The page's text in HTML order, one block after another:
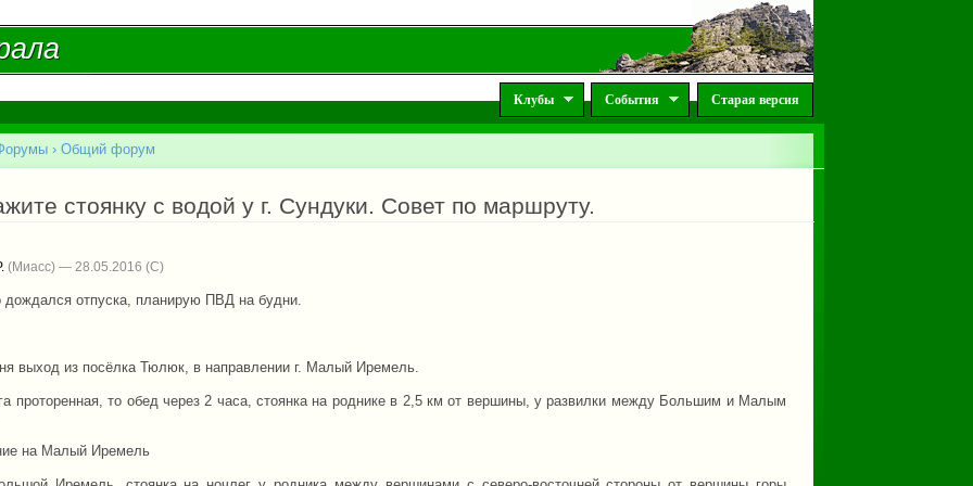
Клубы События Старая версия
› Общий форум
стоянку с водой у г. Сундуки. Совет по маршруту.
(Миасс) — 28.05.2016
дождался отпуска, планирую ПВД на будни.
выход из посёлка Тюлюк, в направлении г. Малый Иремель.
проторенная, то обед через 2 часа, стоянка на роднике в 2,5 км от вершины, у развилки между Большим и Малым
на Малый Иремель